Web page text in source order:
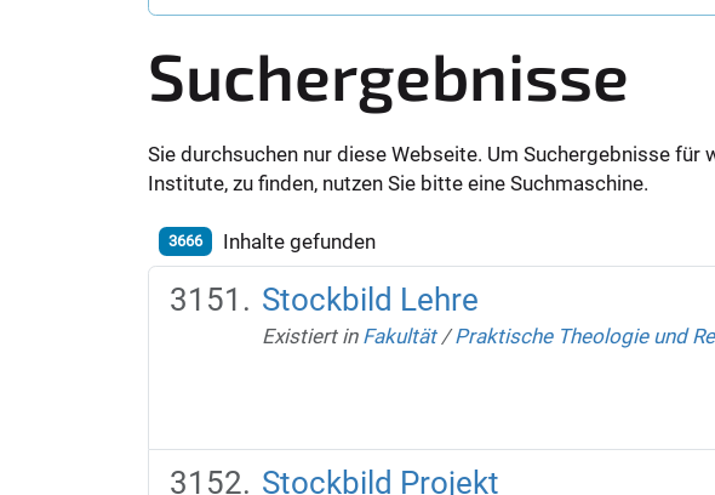
Suchergebnisse
Sie durchsuchen nur diese Webseite. Um Suchergebnisse für
Institute, zu finden, nutzen Sie bitte eine Suchmaschine.
3666 Inhalte gefunden
Stockbild Lehre
Existiert in Fakultät /Praktische Theologie und
Stockbild Projekt